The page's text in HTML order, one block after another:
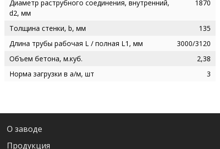
Диаметр раструбного соединения, внутренний,
d2, мм
1870
Толщина стенки, b, мм
135
Длина трубы рабочая L / полная L1, мм
3000/3120
Объем бетона, м.куб.
2,38
Норма загрузки в а/м, шт
3
О заводе
Продукция